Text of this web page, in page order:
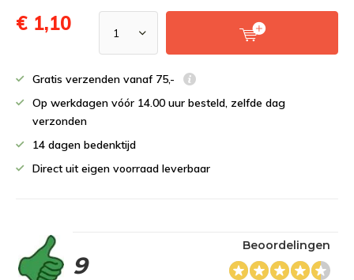
€ 1,10
Gratis verzenden vanaf 75,-
Op werkdagen vóór 14.00 uur besteld, zelfde dag
verzonden
14 dagen bedenktijd
Direct uit eigen voorraad leverbaar
9
Beoordelingen